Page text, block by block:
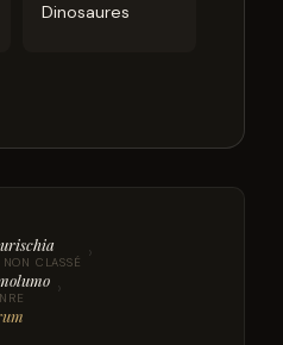
Dinosaures
CLASSÉ ›
›